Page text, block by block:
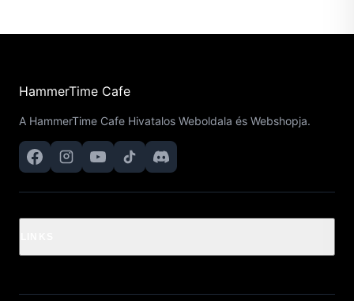
HammerTime Cafe
A HammerTime Cafe Hivatalos Weboldala és Webshopja.